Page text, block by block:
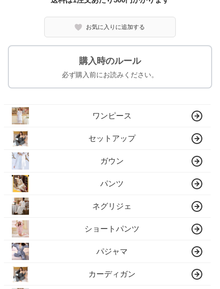
お気に入りに追加する
購入時のルール
必ず購入前にお読みください。
ワンピース
セットアップ
ガウン
パンツ
ネグリジェ
ショートパンツ
パジャマ
カーディガン